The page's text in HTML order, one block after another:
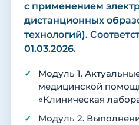
с применением
дистанционных
технологий).
01.03.2026.
Модуль 1.
медицинской
«Клиническая
Модуль 2.